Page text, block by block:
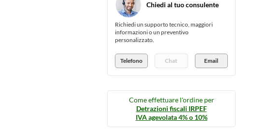
Chiedi al tuo consulente
Richiedi un supporto tecnico, maggiori
informazioni o un preventivo
personalizzato.
Telefono Chat Email
Come effettuare l'ordine per
Detrazioni fiscali IRPEF
IVA agevolata 4% o 10%